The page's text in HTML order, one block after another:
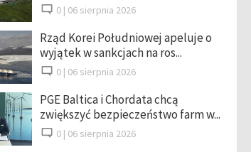
0 | 06 sierpnia 2026
Rząd Korei Południowej apeluje o
wyjątek w sankcjach na ros...
0 | 06 sierpnia 2026
PGE Baltica i Chordata chcą
zwiększyć bezpieczeństwo farm w...
0 | 06 sierpnia 2026